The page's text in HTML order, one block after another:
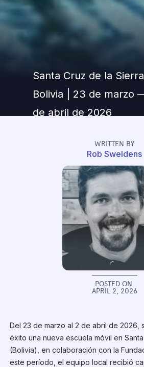
Santa Cruz de la
Bolivia | 23 de marzo
de abril de 2026
WRITTEN BY
Rob Sweldens
POSTED ON
APRIL 2, 2026
Del 23 de marzo al 2 de abril de 2026,
éxito una nueva escuela móvil en
(Bolivia), en colaboración con la
este período, el equipo local recibió